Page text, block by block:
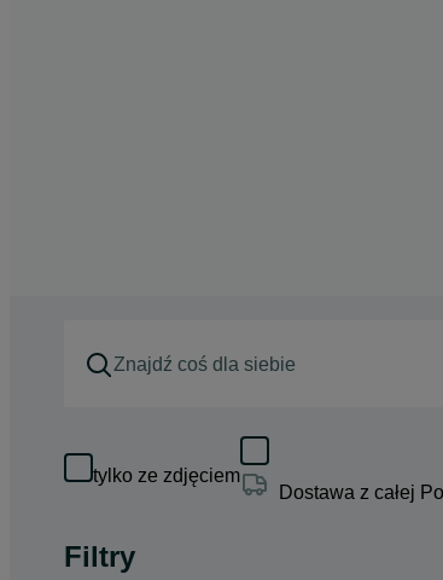
tylko ze zdjęciem
Dostawa z całej
Filtry